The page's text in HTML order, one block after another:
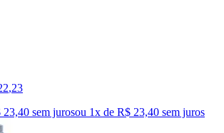
,23
sem jurosou 1x de R$ 23,40 sem juros